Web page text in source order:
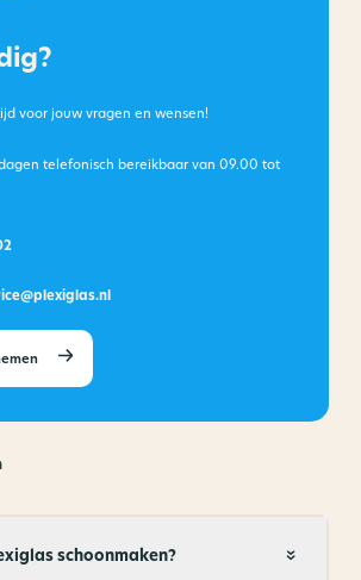
voor jouw vragen en wensen!
telefonisch bereikbaar van09.00 tot
schoonmaken?